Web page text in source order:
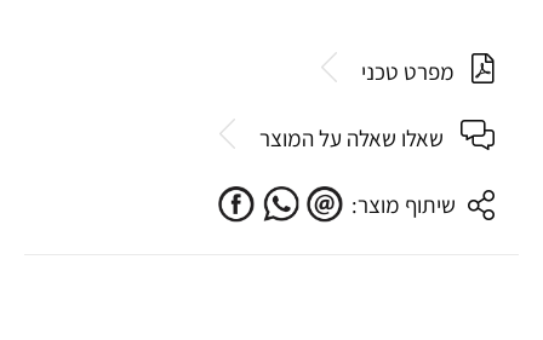
מפרט טכני
שאלו שאלה על המוצר
שיתוף מוצר: